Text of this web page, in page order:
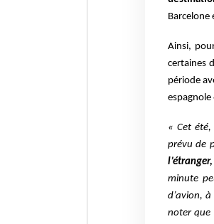
Barcelone
Ainsi,
certaines
période
« Cet
prévu de
minute
d’avion,
noter que